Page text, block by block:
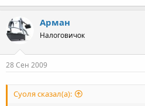
Арман
Налоговичок
28 Сен 2009
Суоля сказал(а):